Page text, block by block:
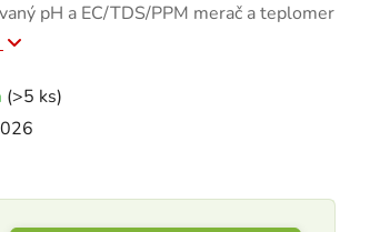
pH a EC/TDS/PPM merač a teplomer
(>5 ks)